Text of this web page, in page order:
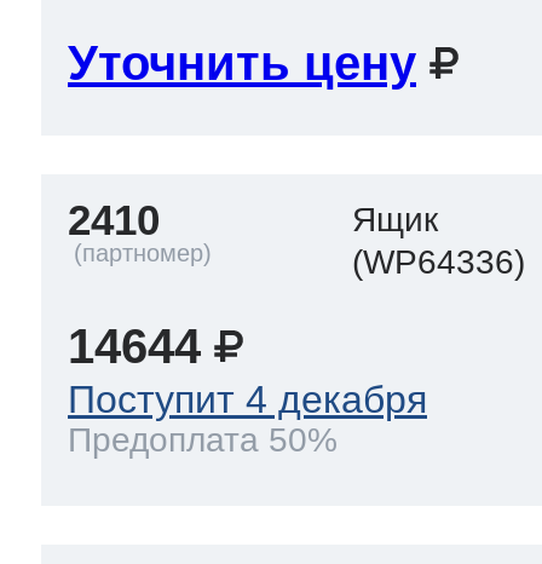
Уточнить цену
2410
Ящик
(WP64336)
14644
Поступит 4 декабря
Предоплата 50%